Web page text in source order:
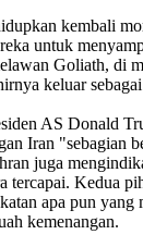
kembali
untuk
Goliath, di
keluar
AS Donald
Iran "sebagian
juga
tercapai. Kedua
apa pun
kemenangan.